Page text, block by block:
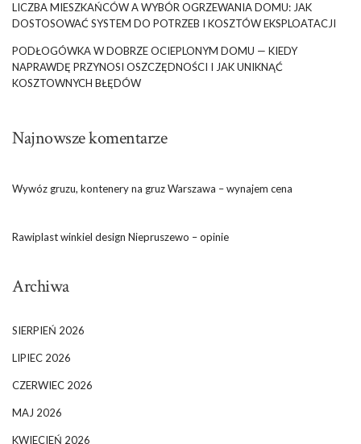
LICZBA MIESZKAŃCÓW A WYBÓR OGRZEWANIA DOMU: JAK
DOSTOSOWAĆ SYSTEM DO POTRZEB I KOSZTÓW EKSPLOATACJI
PODŁOGÓWKA W DOBRZE OCIEPLONYM DOMU — KIEDY
NAPRAWDĘ PRZYNOSI OSZCZĘDNOŚCI I JAK UNIKNĄĆ
KOSZTOWNYCH BŁĘDÓW
Najnowsze komentarze
Wywóz gruzu, kontenery na gruz Warszawa – wynajem cena
Rawiplast winkiel design Niepruszewo – opinie
Archiwa
SIERPIEŃ 2026
LIPIEC 2026
CZERWIEC 2026
MAJ 2026
KWIECIEŃ 2026